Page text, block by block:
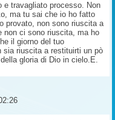
e travagliato processo. Non
ma tu sai che io ho fatto
provato, non sono riuscita a
non ci sono riuscita, ma ho
il giorno del tuo
sia riuscita a restituirti un pò
gloria di Dio in cielo.E.